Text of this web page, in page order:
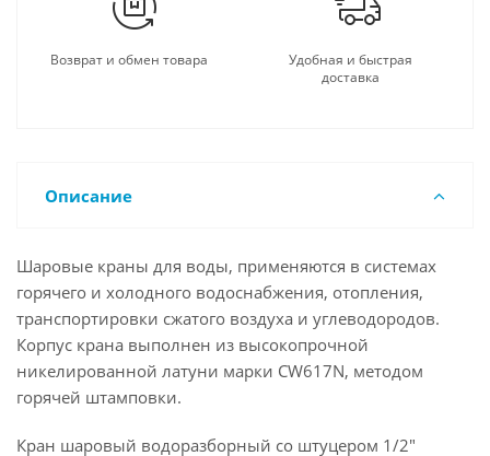
Возврат и обмен товара
Удобная и быстрая
доставка
Описание
Шаровые краны для воды, применяются в системах
горячего и холодного водоснабжения, отопления,
транспортировки сжатого воздуха и углеводородов.
Корпус крана выполнен из высокопрочной
никелированной латуни марки CW617N, методом
горячей штамповки.
Кран шаровый водоразборный со штуцером 1/2"